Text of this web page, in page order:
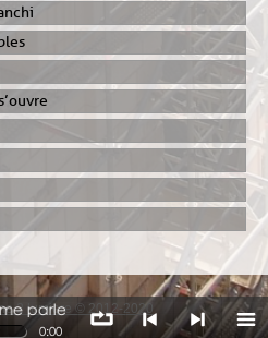
parle aux pierres
0:00
- Quand l’homme parle aux pierres
- Quand l’océan devient vertical
- Les mangeurs mangés
2 lumiere © 2012-2020